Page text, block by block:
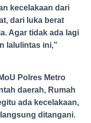
kecelakaan dari
dari luka berat
Agar tidak ada lagi
lalulintas ini,”
Polres Metro
daerah, Rumah
ada kecelakaan,
ditangani.